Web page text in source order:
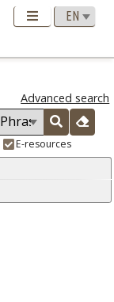
Advanced search
E-resources